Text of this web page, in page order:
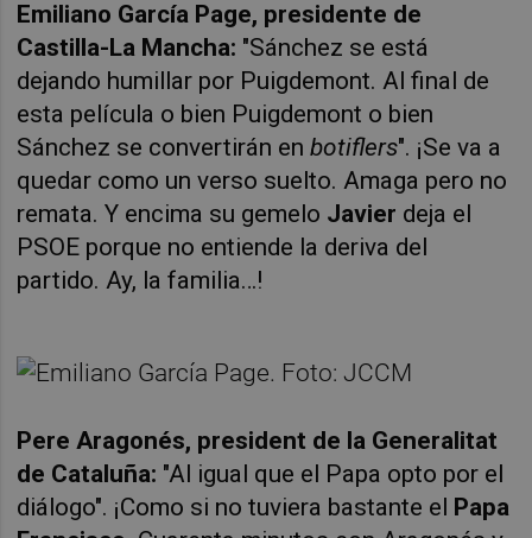
Emiliano García Page, presidente de
Castilla-La Mancha: "Sánchez se está
dejando humillar por Puigdemont. Al final de
esta película o bien Puigdemont o bien
Sánchez se convertirán enbotiflers". ¡Se va a
quedar como un verso suelto. Amaga pero no
remata. Y encima su gemelo Javier deja el
PSOE porque no entiende la deriva del
partido. Ay, la familia…!
Pere Aragonés, president de la Generalitat
de Cataluña: "Al igual que el Papa opto por el
diálogo". ¡Como si no tuviera bastante el Papa